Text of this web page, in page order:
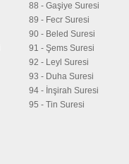
88 - Gaşiye Suresi
89 - Fecr Suresi
90 - Beled Suresi
91 - Şems Suresi
92 - Leyl Suresi
93 - Duha Suresi
94 - İnşirah Suresi
95 - Tin Suresi